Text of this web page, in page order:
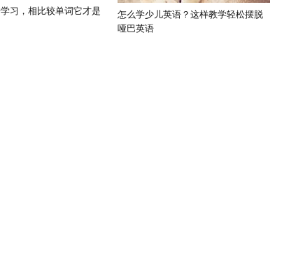
习，相比较单词它才是
怎么学少儿英语？这样教学轻松摆脱
哑巴英语